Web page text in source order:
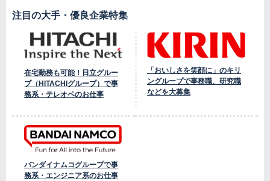
注目の大手・優良企業特集
在宅勤務も可能！日立グルー
プ（HITACHIグループ）で事
務系・テレオペのお仕事
「おいしさを笑顔に」のキリ
ングループで事務職、研究職
などを大募集
バンダイナムコグループで事
務系・エンジニア系のお仕事